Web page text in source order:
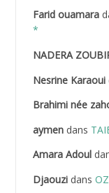
ABDELAZIZ
ABDELHAFID
ABDELLI
ABDELLI
Farid ouamara
*
NADERA
Nesrine Karaoui
Brahimi née
aymendans
Amara Adoul
Djaouzidans